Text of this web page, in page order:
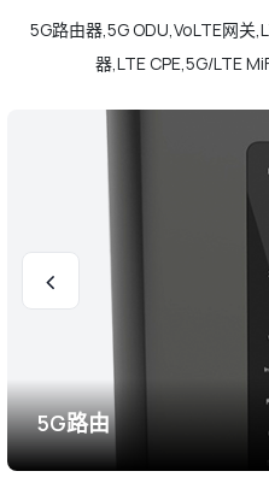
5G路由器,5G ODU,VoLTE网关
器,LTE CPE,5G/LTE
5G路由